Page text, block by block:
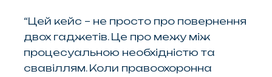
“Цей кейс – не просто про повернення
двох гаджетів. Це про межу між
процесуальною необхідністю та
свавіллям. Коли правоохоронна